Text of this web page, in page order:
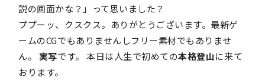
説の画面かな？」って思いました？
ププーッ、クスクス。ありがとうございます。最新ゲ
ームのCGでもありませんしフリー素材でもありませ
ん。
実写です。 本日は人生で初めての本格登山に来て
おります。